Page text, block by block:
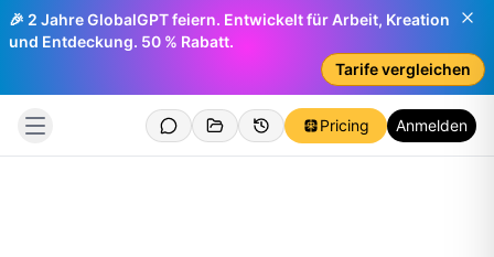
🎉 2 Jahre GlobalGPT feiern. Entwickelt für Arbeit, Kreation
und Entdeckung. 50 % Rabatt.
Tarife vergleichen
Pricing Anmelden